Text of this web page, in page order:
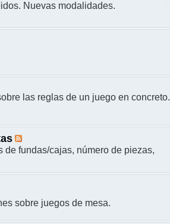
Nuevas modalidades.
las reglas de un juego en concreto.
de fundas/cajas, número de piezas,
sobre juegos de mesa.